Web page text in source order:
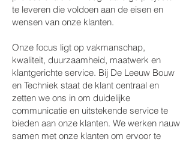
te leveren die voldoen aan de eisen en
wensen van onze klanten.
Onze focus ligt op vakmanschap,
kwaliteit, duurzaamheid, maatwerk en
klantgerichte service. Bij De Leeuw Bouw
en Techniek staat de klant centraal en
zetten we ons in om duidelijke
communicatie en uitstekende service te
bieden aan onze klanten. We werken nauw
samen met onze klanten om ervoor te